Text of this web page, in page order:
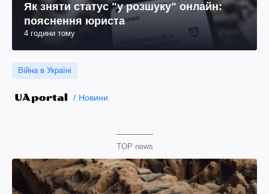
Як зняти статус "у розшуку" онлайн:
пояснення юриста
4 години тому
Війна в Україні
Новини
TOP news